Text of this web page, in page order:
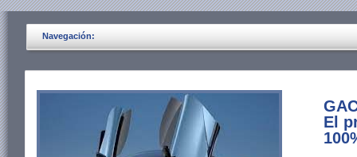
Navegación:
El